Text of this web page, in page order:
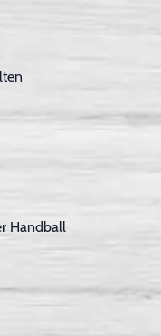
Handball